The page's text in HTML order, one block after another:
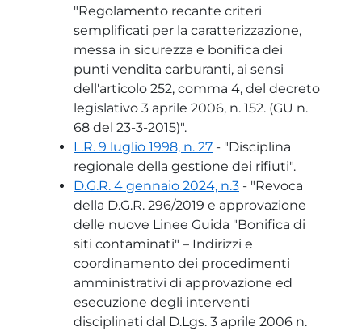
"Regolamento recante criteri
semplificati per la caratterizzazione,
messa in sicurezza e bonifica dei
punti vendita carburanti, ai sensi
dell'articolo 252, comma 4, del decreto
legislativo 3 aprile 2006, n. 152. (GU n.
68 del 23-3-2015)".
L.R. 9 luglio 1998, n. 27 - "Disciplina
regionale della gestione dei rifiuti".
D.G.R. 4 gennaio 2024, n.3 - "Revoca
della D.G.R. 296/2019 e approvazione
delle nuove Linee Guida "Bonifica di
siti contaminati" – Indirizzi e
coordinamento dei procedimenti
amministrativi di approvazione ed
esecuzione degli interventi
disciplinati dal D.Lgs. 3 aprile 2006 n.